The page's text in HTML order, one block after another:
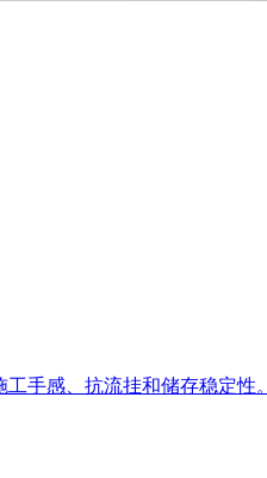
手感、抗流挂和储存稳定性。